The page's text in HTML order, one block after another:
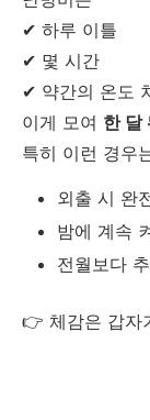
✔ 하루 이틀
✔ 몇 시간
✔ 약간의 온도
이게 모여 한 달
특히 이런 경우
외출 시 완
밤에 계속
전월보다
👉 체감은 갑자